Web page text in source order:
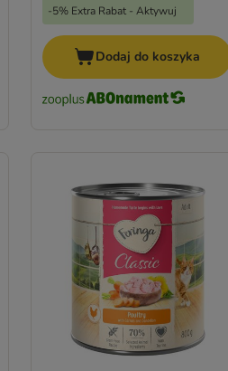
-5% Extra Rabat - Aktywuj
Dodaj do koszyka